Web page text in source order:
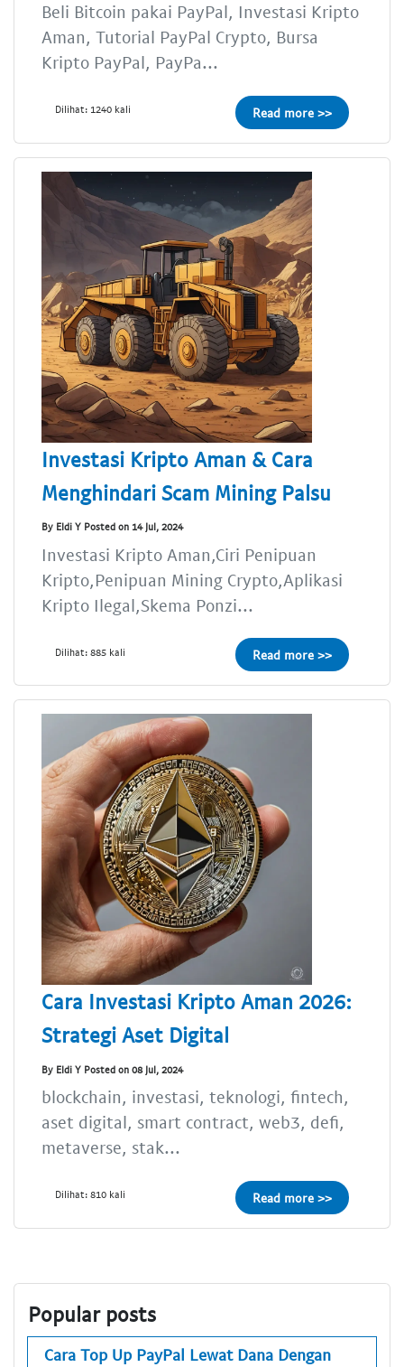
Beli Bitcoin pakai PayPal, Investasi Kripto
Aman, Tutorial PayPal Crypto, Bursa
Kripto PayPal, PayPa...
Dilihat: 1240 kali Read more >>
Investasi Kripto Aman & Cara
Menghindari Scam Mining Palsu
By Eldi Y Posted on 14 Jul, 2024
Investasi Kripto Aman,Ciri Penipuan
Kripto,Penipuan Mining Crypto,Aplikasi
Kripto Ilegal,Skema Ponzi...
Dilihat: 885 kali Read more >>
Cara Investasi Kripto Aman 2026:
Strategi Aset Digital
By Eldi Y Posted on 08 Jul, 2024
blockchain, investasi, teknologi, fintech,
aset digital, smart contract, web3, defi,
metaverse, stak...
Dilihat: 810 kali Read more >>
Popular posts
Cara Top Up PayPal Lewat Dana Dengan